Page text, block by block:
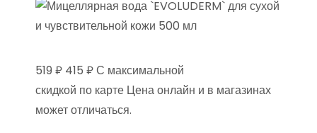
519 ₽ 415 ₽ С максимальной
скидкой по карте Цена онлайн и в магазинах
может отличаться.